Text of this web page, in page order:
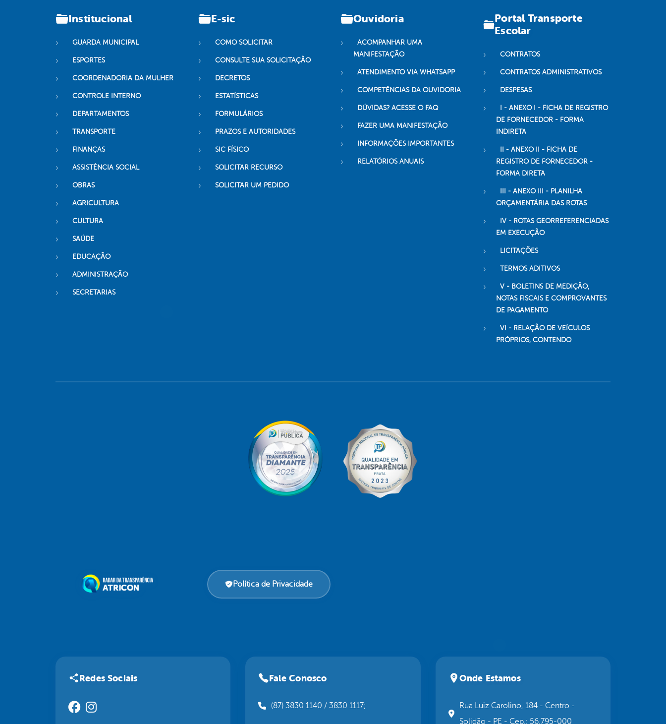
Institucional
GUARDA MUNICIPAL
ESPORTES
COORDENADORIA DA MULHER
CONTROLE INTERNO
DEPARTAMENTOS
TRANSPORTE
FINANÇAS
ASSISTÊNCIA SOCIAL
OBRAS
AGRICULTURA
CULTURA
SAÚDE
EDUCAÇÃO
ADMINISTRAÇÃO
SECRETARIAS
E-sic
COMO SOLICITAR
CONSULTE SUA SOLICITAÇÃO
DECRETOS
ESTATÍSTICAS
FORMULÁRIOS
PRAZOS E AUTORIDADES
SIC FÍSICO
SOLICITAR RECURSO
SOLICITAR UM PEDIDO
Ouvidoria
ACOMPANHAR UMA
MANIFESTAÇÃO
ATENDIMENTO VIA WHATSAPP
COMPETÊNCIAS DA OUVIDORIA
DÚVIDAS? ACESSE O FAQ
FAZER UMA MANIFESTAÇÃO
INFORMAÇÕES IMPORTANTES
RELATÓRIOS ANUAIS
Portal Transporte
Escolar
CONTRATOS
CONTRATOS ADMINISTRATIVOS
DESPESAS
I - ANEXO I - FICHA DE REGISTRO
DE FORNECEDOR - FORMA
INDIRETA
II - ANEXO II - FICHA DE
REGISTRO DE FORNECEDOR -
FORMA DIRETA
III - ANEXO III - PLANILHA
ORÇAMENTÁRIA DAS ROTAS
IV - ROTAS GEORREFERENCIADAS
EM EXECUÇÃO
LICITAÇÕES
TERMOS ADITIVOS
V - BOLETINS DE MEDIÇÃO,
NOTAS FISCAIS E COMPROVANTES
DE PAGAMENTO
VI - RELAÇÃO DE VEÍCULOS
PRÓPRIOS, CONTENDO
Política de Privacidade
Redes Sociais Fale Conosco
(87) 3830 1140 / 3830 1117;
Onde Estamos
Rua Luiz Carolino, 184 - Centro -
Solidão - PE - Cep.: 56.795-000